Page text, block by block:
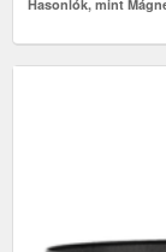
Hasonlók, mint